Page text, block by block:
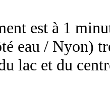
est à 1
eau / Nyon)
lac et du